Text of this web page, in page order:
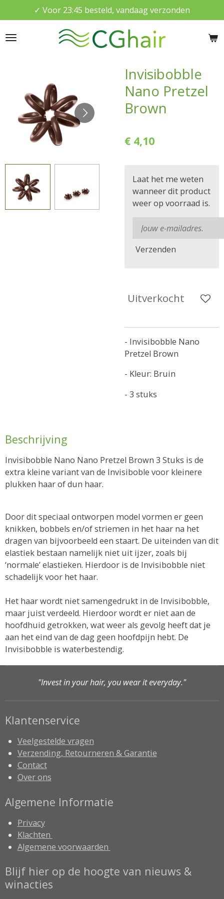
direct
naar
✓ Voor 23:45 besteld, vandaag verzonden
Invisibobble
Nano Pretzel
Brown
€ 4,10
Laat het me weten
wanneer dit product
weer op voorraad is.
Verzenden
Uitverkocht
- Invisibobble Nano
Pretzel Brown
- Kleur: Bruin
- 3 stuks
Beschrijving
Invisibobble Nano Nano Pretzel Brown 3 Stuks is de
extra kleine variant van de Invisiboble voor kleinere
plukken haar of dun haar.
Door dit speciaal ontworpen model vormen er geen
knikken, bobbels en/of striemen in het haar na het
dragen van bijvoorbeeld een staart. De uiteinden van dit
elastiek bestaan namelijk niet uit ijzer, zoals bij
‘normale’ elastieken. Hierdoor is de Invisibobble niet
schadelijk voor het haar.
Het haar wordt niet samengedrukt in de Invisibobble,
maar juist verdeeld. Hierdoor wordt er niet aan de
hoofdhuid getrokken, wat weer als gevolg heeft dat je
aan het eind van de dag geen hoofdpijn hebt. De
Invisibobble is waterbestendig.
"Invest in your hair, you wear it everyday."
Klantenservice
Veelgestelde vragen
Verzending, Retourneren & Garantie
Contact
Over ons
Algemene Informatie
Privacy
Klachten
Algemene voorwaarden
Blijf hier op de hoogte van nieuws &
winacties